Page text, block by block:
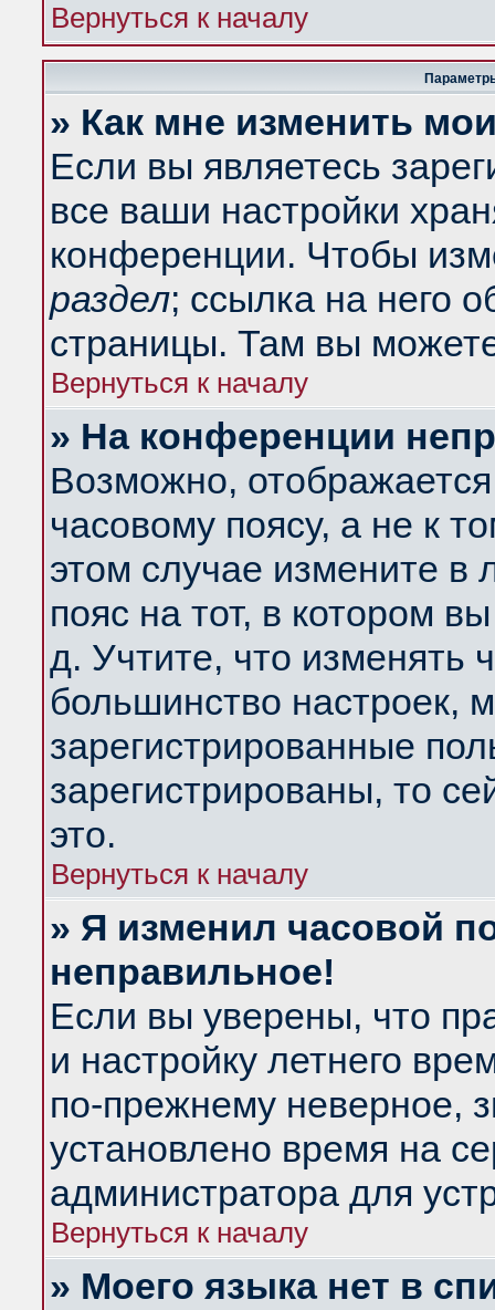
Вернуться к началу
» Как мне изменить
Если вы являетесь
все ваши настройки
конференции. Чтобы
раздел; ссылка на него
страницы. Там вы
Вернуться к началу
» На конференции
Возможно,
часовому поясу, а не к
этом случае измените в
пояс на тот, в котором
д. Учтите, что изменять
большинство настроек,
зарегистрированные
зарегистрированы, то
это.
Вернуться к началу
» Я изменил часовой
неправильное!
Если вы уверены, что
и настройку летнего
по-прежнему неверное,
установлено время на
администратора для
Вернуться к началу
» Моего языка нет в